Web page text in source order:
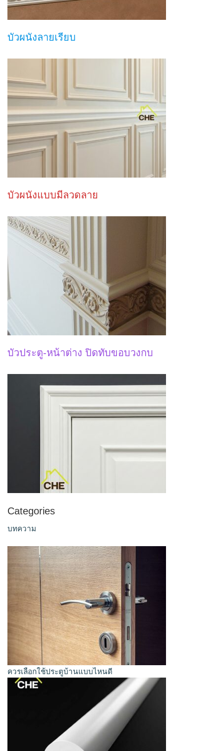
บัวผนังลายเรียบ
บัวผนังแบบมีลวดลาย
บัวประตู-หน้าต่าง ปิดทับขอบวงกบ
Categories
บทความ
ควรเลือกใช้ประตูบ้านแบบไหนดี